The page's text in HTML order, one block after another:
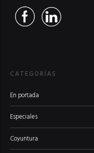
CATEGORÍAS
En portada
Especiales
Coyuntura